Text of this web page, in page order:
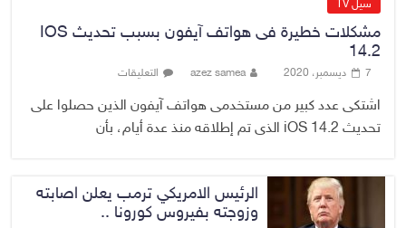
سيل TV
مشكلات خطيرة فى هواتف آيفون بسبب تحديث IOS
14.2
7 ديسمبر، 2020 azez samea التعليقات
اشتكى عدد كبير من مستخدمى هواتف آيفون الذين حصلوا على
تحديث iOS 14.2 الذى تم إطلاقه منذ عدة أيام، بأن
الرئيس الامريكي ترمب يعلن اصابته
وزوجته بفيروس كورونا ..